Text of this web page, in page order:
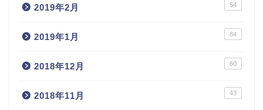
2019年2月 54
2019年1月 84
2018年12月 60
2018年11月 43